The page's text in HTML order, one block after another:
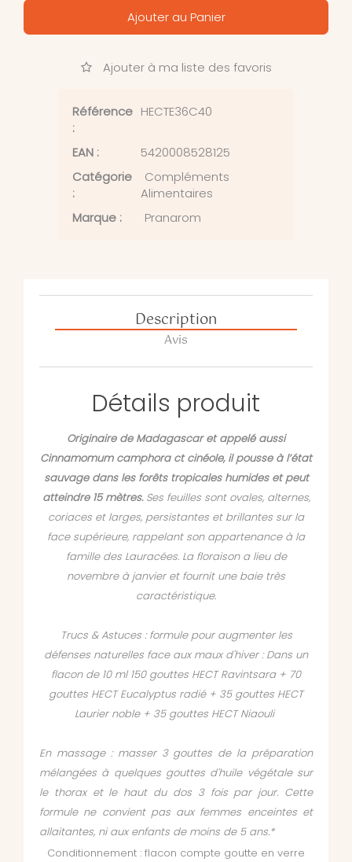
Ajouter au Panier
Ajouter à ma liste des favoris
Référence
:
HECTE36C40
EAN :
5420008528125
Catégorie
:
Compléments
Alimentaires
Marque :
Pranarom
Description
Avis
Détails produit
Originaire de Madagascar et appelé aussi
Cinnamomum camphora ct cinéole, il pousse à l’état
sauvage dans les forêts tropicales humides et peut
atteindre 15 mètres.Ses feuilles sont ovales, alternes,
coriaces et larges, persistantes et brillantes sur la
face supérieure, rappelant son appartenance à la
famille des Lauracées. La floraison a lieu de
novembre à janvier et fournit une baie très
caractéristique.
Trucs & Astuces : formule pour augmenter les
défenses naturelles face aux maux d'hiver : Dans un
flacon de 10 ml 150 gouttes HECT Ravintsara + 70
gouttes HECT Eucalyptus radié + 35 gouttes HECT
Laurier noble + 35 gouttes HECT Niaouli
En massage : masser 3 gouttes de la préparation
mélangées à quelques gouttes d'huile végétale sur
le thorax et le haut du dos 3 fois par jour. Cette
formule ne convient pas aux femmes enceintes et
allaitantes, ni aux enfants de moins de 5 ans.*
Conditionnement : flacon compte goutte en verre